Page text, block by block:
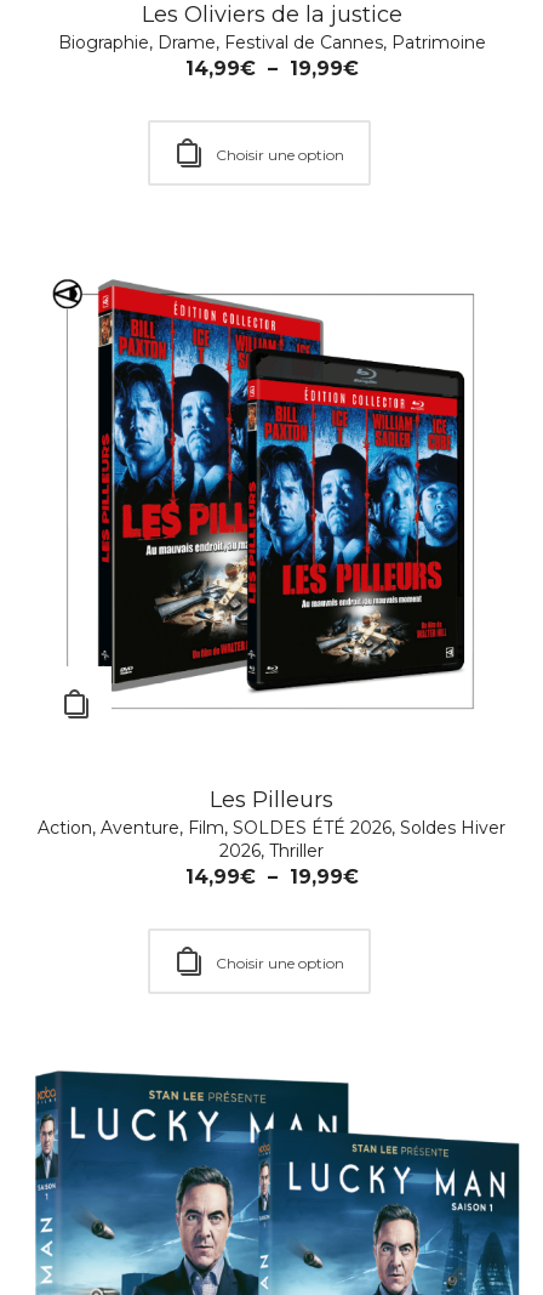
Les Oliviers de la justice
Biographie, Drame, Festival de Cannes, Patrimoine
14,99€ – 19,99€
Choisir une option
Les Pilleurs
Action, Aventure, Film, SOLDES ÉTÉ 2026, Soldes Hiver
2026, Thriller
14,99€ – 19,99€
Choisir une option
MEURTRES À SANDHAMN – SAISON 10 & 11
Action , Policier,Série TV
19,99 €
Ajouter au Panier
MEURTRES À SANDHAMN – SAISON 14 & 15
Action,Policier,Série TV
19,99€